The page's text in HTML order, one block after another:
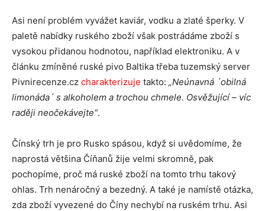
Asi není problém vyvážet kaviár, vodku a zlaté šperky. V
paletě nabídky ruského zboží však postrádáme zboží s
vysokou přidanou hodnotou, například elektroniku. A v
článku zmíněné ruské pivo Baltika třeba tuzemský server
Pivnirecenze.cz charakterizuje takto: „Neúnavná ´obilná
limonáda´ s alkoholem a trochou chmele. Osvěžující – víc
raději neočekávejte“.
Čínský trh je pro Rusko spásou, když si uvědomíme, že
naprostá většina Číňanů žije velmi skromně, pak
pochopíme, proč má ruské zboží na tomto trhu takový
ohlas. Trh nenáročný a bezedný. A také je namístě otázka,
zda zboží vyvezené do Číny nechybí na ruském trhu. Asi